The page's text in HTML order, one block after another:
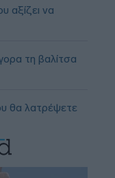
αξίζει να
τη βαλίτσα
θα λατρέψετε